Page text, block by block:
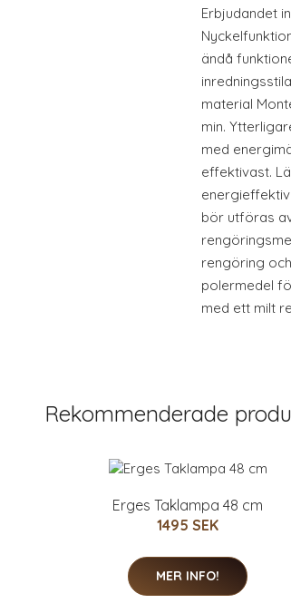
Erbjudandet
ändå
material
min.
med
effektivast.
bör utföras
rengöring
polermedel
med ett milt
Rekommenderade
Erges Taklampa 48 cm
1495 SEK
MER INFO!